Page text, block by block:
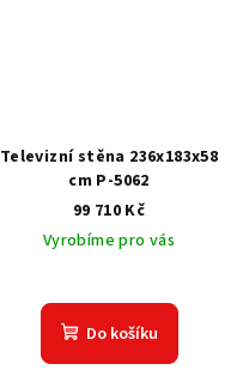
Televizní stěna 236x183x58
cm P-5062
99 710 Kč
Vyrobíme pro vás
Do košíku